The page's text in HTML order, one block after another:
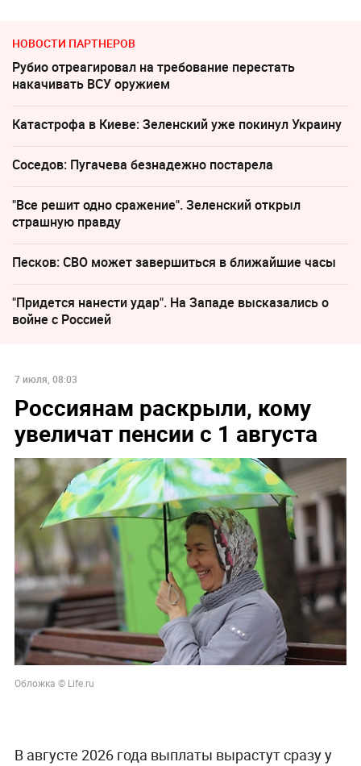
НОВОСТИ ПАРТНЕРОВ
Рубио отреагировал на требование перестать
накачивать ВСУ оружием
Катастрофа в Киеве: Зеленский уже покинул Украину
Соседов: Пугачева безнадежно постарела
"Все решит одно сражение". Зеленский открыл
страшную правду
Песков: СВО может завершиться в ближайшие часы
"Придется нанести удар". На Западе высказались о
войне с Россией
7 июля, 08:03
Россиянам раскрыли, кому
увеличат пенсии с 1 августа
Обложка © Life.ru
В августе 2026 года выплаты вырастут сразу у